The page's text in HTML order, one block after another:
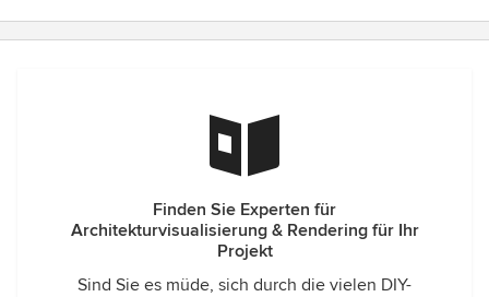
Finden Sie Experten für
Architekturvisualisierung & Rendering für Ihr
Projekt
Sind Sie es müde, sich durch die vielen DIY-